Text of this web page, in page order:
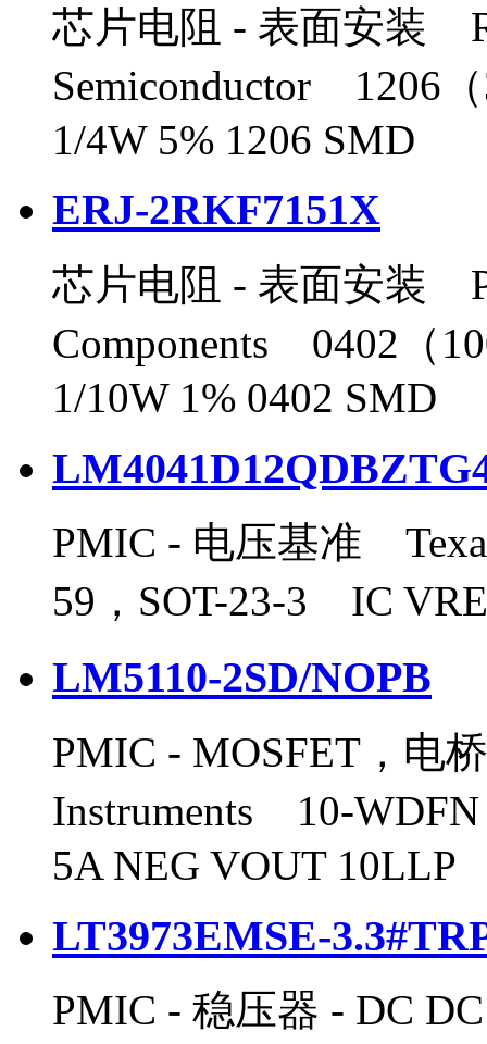
芯片电阻 - 表面安装
Semiconductor 1206
1/4W 5% 1206 SMD
ERJ-2RKF7151X
芯片电阻 - 表面安装
Components 0402（
1/10W 1% 0402 SMD
PMIC - 电压基准
59，SOT-23-3 IC
LM5110-2SD/NOPB
PMIC - MOSFET，电
Instruments 10-
5A NEG VOUT 10LLP
LT3973EMSE-
PMIC - 稳压器 - DC